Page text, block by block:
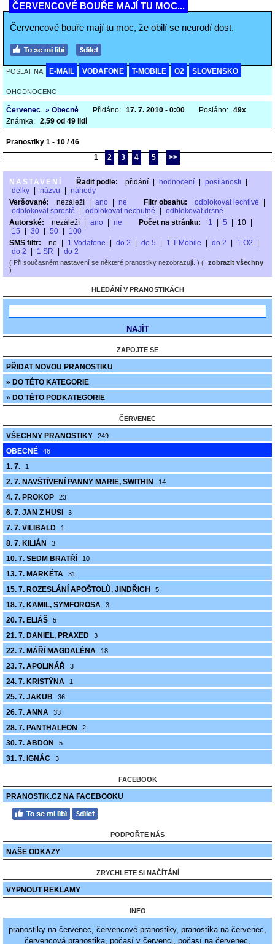
ČERVENCOVÉ BOUŘE MAJÍ TU MOC...
Červencové bouře mají tu moc, že obilí se neurodí dost.
POSLAT NA E-MAIL VODAFONE T-MOBILE O2 SLOVENSKO
OHODNOCENO
Červenec » Obecné Přidáno: 17. 7. 2010 - 0:00 Posláno: 49x
Známka: 2,59 od 49 lidí
Pranostiky 1 - 10 / 46
1
2 3 4 5 >>
NASTAVENÍ Řadit podle: přidání hodnocení posílanosti
délky
názvu
náhody
Veršované:
nezáleží ano ne Filtr obsahu: odblokovat lechtivé
odblokovat sprosté
odblokovat nechutné
odblokovat drsné
Autorské:
nezáleží ano ne Počet na stránku: 1 5 10
15
30 50
100
SMS filtr:
ne 1 Vodafone do 2 do 5 1 T-Mobile do 2 1 O2
do 2
1 SR do 2
( Při současném nastavení se některé pranostiky nezobrazují. ) ( zobrazit všechny
)
HLEDÁNÍ V PRANOSTIKÁCH
ZAPOJTE SE
PŘIDAT NOVOU PRANOSTIKU
» DO TÉTO KATEGORIE
» DO TÉTO PODKATEGORIE
ČERVENEC
VŠECHNY PRANOSTIKY 249
OBECNÉ 46
1. 7. 1
2. 7. NAVŠTÍVENÍ PANNY MARIE, SWITHIN 14
4. 7. PROKOP 23
6. 7. JAN Z HUSI 3
7. 7. VILIBALD 1
8. 7. KILIÁN 3
10. 7. SEDM BRATŘÍ 10
13. 7. MARKÉTA 31
15. 7. ROZESLÁNÍ APOŠTOLŮ, JINDŘICH 5
18. 7. KAMIL, SYMFOROSA 3
20. 7. ELIÁŠ 5
21. 7. DANIEL, PRAXED 3
22. 7. MÁŘÍ MAGDALÉNA 18
23. 7. APOLINÁŘ 3
24. 7. KRISTÝNA 1
25. 7. JAKUB 36
26. 7. ANNA 33
28. 7. PANTHALEON 2
30. 7. ABDON 5
31. 7. IGNÁC 3
FACEBOOK
PRANOSTIK.CZ NA FACEBOOKU
PODPOŘTE NÁS
NAŠE ODKAZY
ZRYCHLETE SI NAČÍTÁNÍ
VYPNOUT REKLAMY
INFO
pranostiky na červenec, červencové pranostiky, pranostika na červenec,
červencová pranostika, počasí v červenci, počasí na červenec,